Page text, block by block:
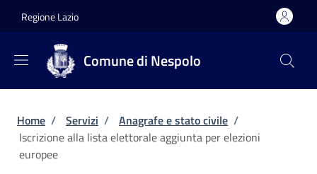
Regione Lazio
Comune di Nespolo
Briciole di pane
Home / Servizi / Anagrafe e stato civile /
Iscrizione alla lista elettorale aggiunta per elezioni
europee